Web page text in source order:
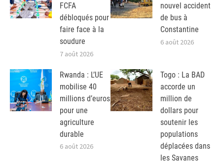
FCFA
débloqués pour
faire face à la
soudure
7 août 2026
nouvel accident
de bus à
Constantine
6 août 2026
Rwanda : L’UE
mobilise 40
millions d’euros
pour une
agriculture
durable
6 août 2026
Togo : La BAD
accorde un
million de
dollars pour
soutenir les
populations
déplacées dans
les Savanes